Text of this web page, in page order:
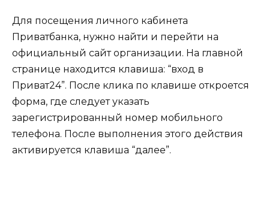
Для посещения личного кабинета
Приватбанка, нужно найти и перейти на
официальный сайт организации. На главной
странице находится клавиша: “вход в
Приват24”. После клика по клавише откроется
форма, где следует указать
зарегистрированный номер мобильного
телефона. После выполнения этого действия
активируется клавиша “далее”.